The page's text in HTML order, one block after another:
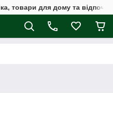
товари для дому та